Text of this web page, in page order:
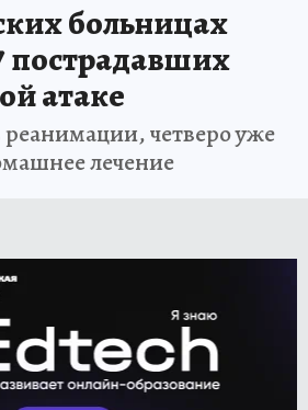
больницах
пострадавших
атаке
четверо уже
лечение